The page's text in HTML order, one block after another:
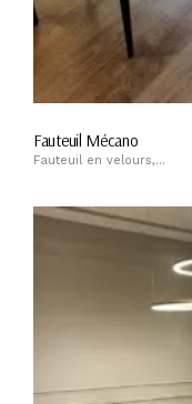
Fauteuil Mécano
Fauteuil en velours,...